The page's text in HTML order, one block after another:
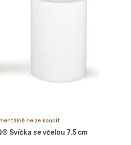
nelze koupit
Svíčka se včelou 7,5 cm